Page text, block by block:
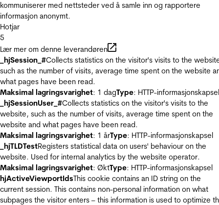
kommuniserer med nettsteder ved å samle inn og rapportere
informasjon anonymt.
Hotjar
5
Lær mer om denne leverandøren
_hjSession_#Collects statistics on the visitor's visits to the
such as the number of visits, average time spent on the website
what pages have been read.
Maksimal lagringsvarighet: 1 dagType: HTTP-informasjonskapsel
_hjSessionUser_#Collects statistics on the visitor's visits to the
website, such as the number of visits, average time spent on the
website and what pages have been read.
Maksimal lagringsvarighet: 1 årType: HTTP-informasjonskapsel
_hjTLDTestRegisters statistical data on users' behaviour on the
website. Used for internal analytics by the website operator.
Maksimal lagringsvarighet: ØktType: HTTP-informasjonskapsel
hjActiveViewportIdsThis cookie contains an ID string on the
current session. This contains non-personal information on what
subpages the visitor enters – this information is used to optimize